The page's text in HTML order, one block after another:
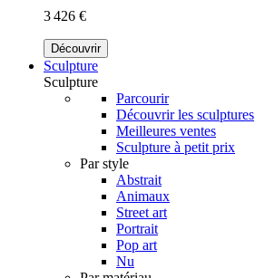
3 426 €
Découvrir
Sculpture
Sculpture
Parcourir
Découvrir les sculptures
Meilleures ventes
Sculpture à petit prix
Par style
Abstrait
Animaux
Street art
Portrait
Pop art
Nu